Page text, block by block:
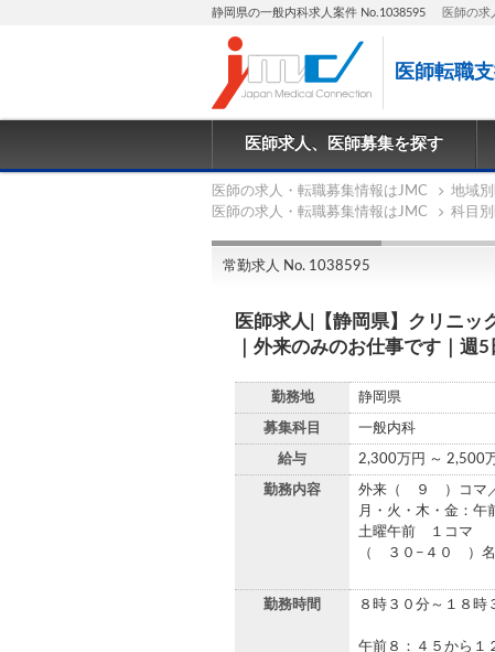
静岡県の一般内科求人案件 No.1038595 医師の求
医師転職
医師求人、医師募集を探す
医師の求人・転職募集情報はJMC 地域
医師の求人・転職募集情報はJMC
科目
常勤求人 No. 1038595
医師求人|【静岡県】クリニッ
｜外来のみのお仕事です｜週
勤務地 静岡県
募集科目 一般内科
給与 2,300万円 ～ 2,500
勤務内容
外来（ ９ ）コマ／
月・火・木・金：午
土曜午前 １コマ
（ ３０−４０ ）名
勤務時間 ８時３０分～１８時
午前８：４５から１